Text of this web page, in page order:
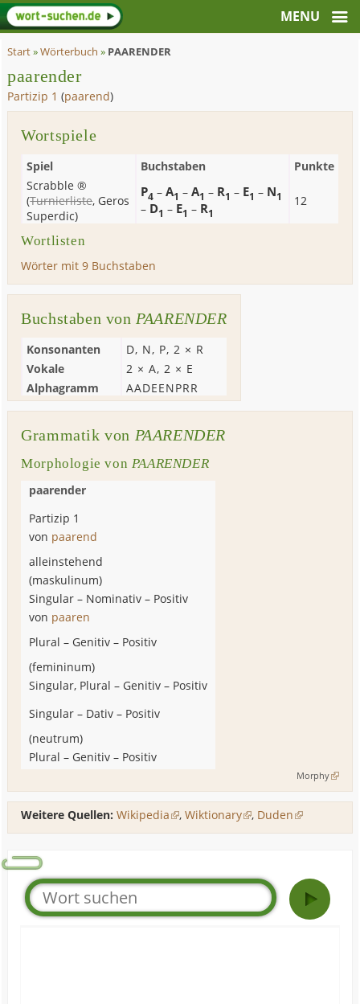
Start»Wörterbuch » PAARENDER
paarender
Partizip 1 (paarend)
Wortspiele
Spiel Buchstaben
Punkte
Scrabble ®
(Turnierliste, Geros
Superdic)
P4 –A1 –A1 – R1 – E1 – N1
– D1 – E1 – R1
12
Wortlisten
Wörter mit 9 Buchstaben
Buchstaben von PAARENDER
Konsonanten D, N, P, 2 × R
Vokale
2 ×A, 2 × E
Alphagramm
AADEENPRR
Grammatik von PAARENDER
Morphologie von PAARENDER
paarender
Partizip 1
von paarend
alleinstehend
(maskulinum)
Singular – Nominativ – Positiv
von paaren
Plural – Genitiv – Positiv
(femininum)
Singular, Plural – Genitiv – Positiv
Singular – Dativ – Positiv
(neutrum)
Plural – Genitiv – Positiv
Morphy
Weitere Quellen: Wikipedia ,Wiktionary , Duden